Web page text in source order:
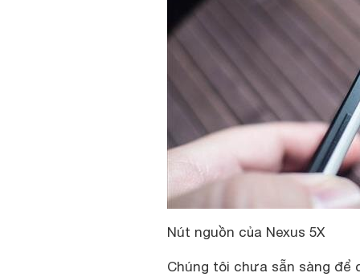
Nút nguồn của Nexus 5X
Chúng tôi chưa sẵn sàng để